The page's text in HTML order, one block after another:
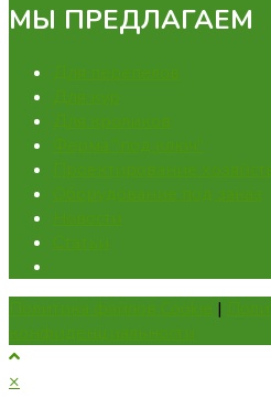
МЫ ПРЕДЛАГАЕМ
Для перепелов
Для кур
Для кроликов
Ферма "под ключ"
Проектирование
Оборудование под заказ
Новости
Статьи
Политика файлов Cookie |
конфиденциальности
×